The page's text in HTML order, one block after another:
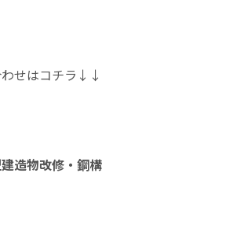
わせはコチラ↓↓
造物改修・鋼構